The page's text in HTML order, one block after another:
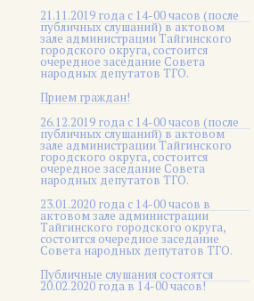
21.11.2019 года с 14-00 часов (после
публичных слушаний) в актовом
зале администрации Тайгинского
городского округа, состоится
очередное заседание Совета
народных депутатов ТГО.
Прием граждан!
26.12.2019 года с 14-00 часов (после
публичных слушаний) в актовом
зале администрации Тайгинского
городского округа, состоится
очередное заседание Совета
народных депутатов ТГО.
23.01.2020 года с 14-00 часов в
актовом зале администрации
Тайгинского городского округа,
состоится очередное заседание
Совета народных депутатов ТГО.
Публичные слушания состоятся
20.02.2020 года в 14-00 часов!